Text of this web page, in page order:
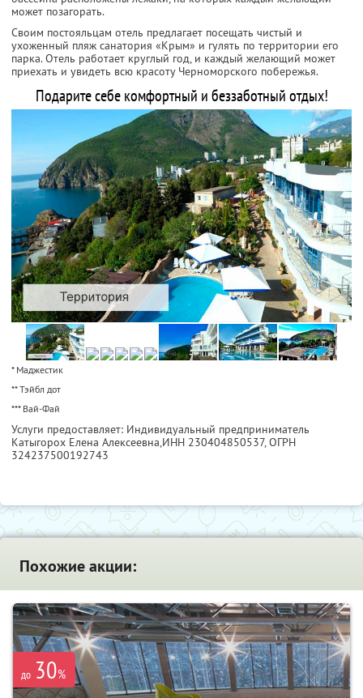
может позагорать.
Своим постояльцам отель предлагает посещать чистый и
ухоженный пляж санатория «Крым» и гулять по территории его
парка. Отель работает круглый год, и каждый желающий может
приехать и увидеть всю красоту Черноморского побережья.
Подарите себе комфортный и беззаботный отдых!
* Маджестик
** Тэйбл дот
*** Вай-Фай
Услуги предоставляет: Индивидуальный предприниматель
Катыгорох Елена Алексеевна,ИНН 230404850537, ОГРН
324237500192743
Похожие акции:
до 30%